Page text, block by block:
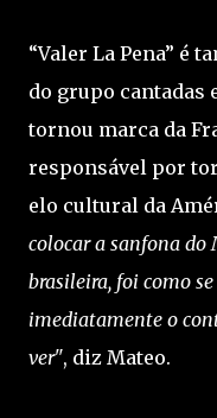
“Valer La Pena” é
do grupo cantadas
tornou marca da
responsável por
elo cultural da
colocar a sanfona do
brasileira, foi como
imediatamente o
ver", diz Mateo.